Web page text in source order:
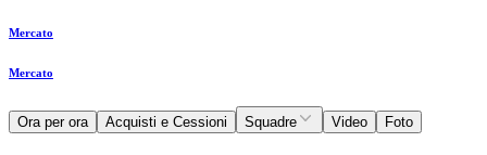
Mercato
Mercato
Ora per ora Acquisti e Cessioni Squadre Video Foto